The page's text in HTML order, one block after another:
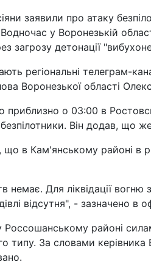
заявили про атаку
у Воронезькій
загрозу детонації
регіональні телеграм-
Воронезької області
приблизно о 03:00 в
Він додав, що
що в Кам'янському районі в
немає. Для ліквідації
відсутня", - зазначено в
Россошанському районі
типу. За словами